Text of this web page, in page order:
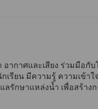
ศและเสียง ร่วมมือกับ
ยน มีความรู้ ความเข้า
รักษาแหล่งน้ำ เพื่อสร้า